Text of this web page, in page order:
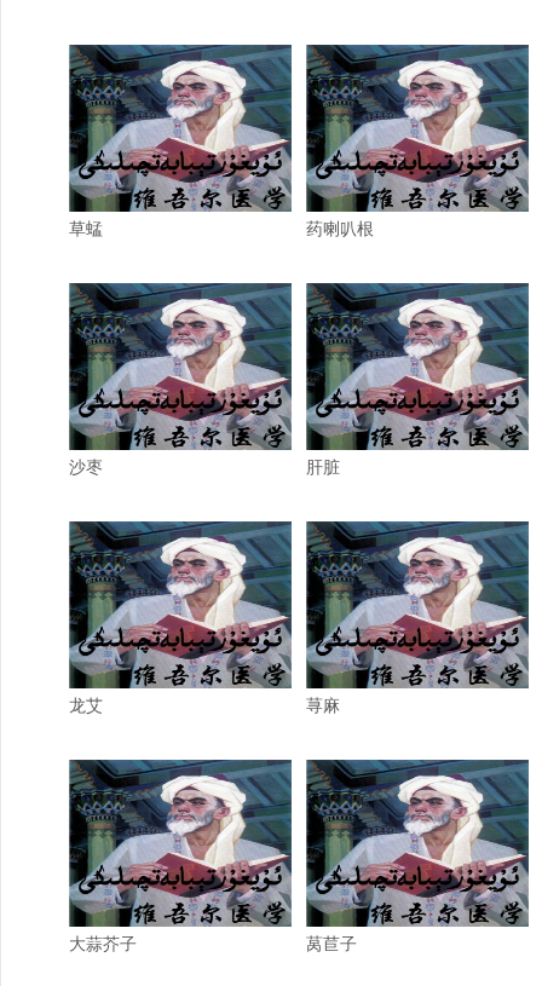
草蜢 药喇叭根
沙枣 肝脏
龙艾 荨麻
大蒜芥子 莴苣子